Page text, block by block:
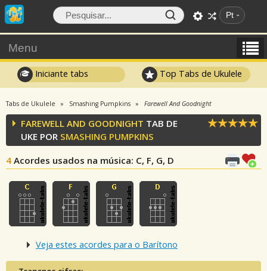
Pt
Menu
Iniciante tabs Top Tabs de Ukulele
Tabs de Ukulele Smashing Pumpkins Farewell And Goodnight
FAREWELL AND GOODNIGHT TAB DE
UKE POR SMASHING PUMPKINS
4 Acordes usados na música: C, F, G, D
Veja estes acordes para o Barítono